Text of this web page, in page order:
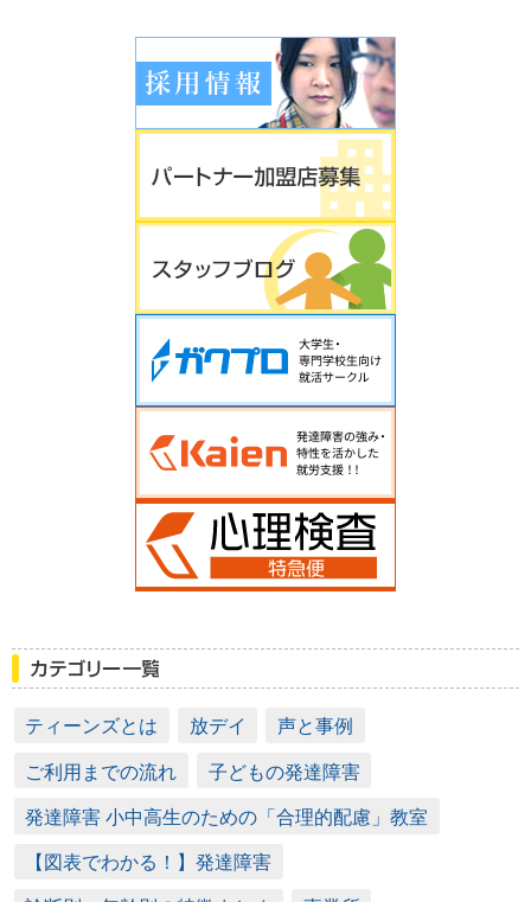
ティーンズとは 放デイ 声と事例
ご利用までの流れ 子どもの発達障害
発達障害 小中高生のための「合理的配慮」教室
【図表でわかる！】発達障害